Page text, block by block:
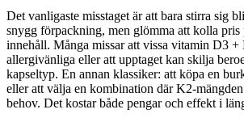
Det vanligaste misstaget är att bara stirra sig
snygg förpackning, men glömma att kolla pris
innehåll. Många missar att vissa vitamin D3
allergivänliga eller att upptaget kan skilja
kapseltyp. En annan klassiker: att köpa en
eller att välja en kombination där K2-
behov. Det kostar både pengar och effekt i